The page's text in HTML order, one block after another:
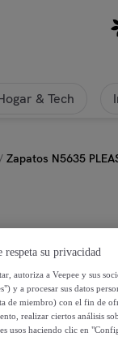
& Tech
/ Zapatos N5635
respeta su privacidad
autoriza a Veepee y sus
y a procesar sus datos
de miembro) con el fin de
realizar ciertos análisis
usos haciendo clic en